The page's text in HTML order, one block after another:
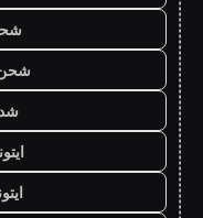
شحن